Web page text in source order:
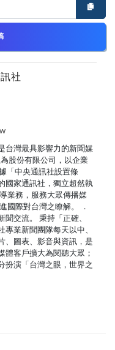
社
台灣最具影響力的新聞媒
股份有限公司，以企業
「中央通訊社設置條
國家通訊社，獨立超然執
業務，服務大眾傳播媒
國際對台灣之瞭解。 ．
交流。 秉持「正確、
業新聞團隊每天以中、
、圖表、影音與資訊，是
體客戶擴大為閱聽大眾；
扮演「台灣之眼，世界之